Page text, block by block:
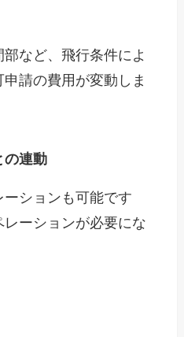
など、飛行条件によ
請の費用が変動しま
の連動
ションも可能です
ーションが必要にな